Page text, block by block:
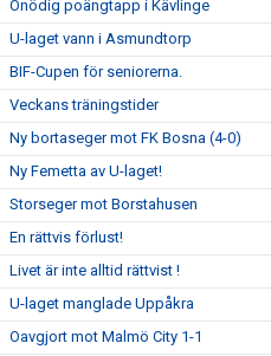
Onödig poängtapp i Kävlinge
U-laget vann i Asmundtorp
BIF-Cupen för seniorerna.
Veckans träningstider
Ny bortaseger mot FK Bosna (4-0)
Ny Femetta av U-laget!
Storseger mot Borstahusen
En rättvis förlust!
Livet är inte alltid rättvist !
U-laget manglade Uppåkra
Oavgjort mot Malmö City 1-1